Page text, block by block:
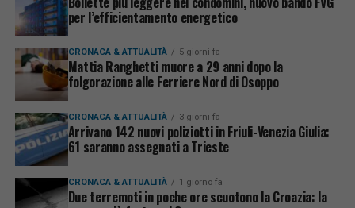
per l’efficientamento energetico
CRONACA & ATTUALITÀ 5 giorni fa
Mattia Ranghetti muore a 29 anni dopo la
folgorazione alle Ferriere Nord di Osoppo
CRONACA & ATTUALITÀ 3 giorni fa
Arrivano 142 nuovi poliziotti in Friuli-Venezia Giulia:
61 saranno assegnati a Trieste
CRONACA & ATTUALITÀ 1 giorno fa
Due terremoti in poche ore scuotono la Croazia: la